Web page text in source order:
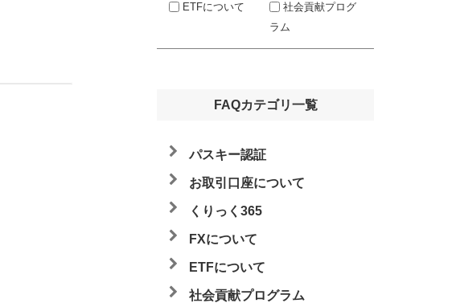
ETFについて
社会貢献プログ
ラム
FAQカテゴリ一覧
パスキー認証
お取引口座について
くりっく365
FXについて
ETFについて
社会貢献プログラム